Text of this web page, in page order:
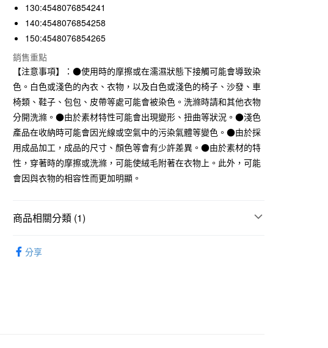
元大商業銀行
玉山商業銀行
台灣樂天信用卡公司
悠遊付
全家取貨付款
每筆NT$65，滿NT$1,000(含以上)免運費
付款後全家取貨
每筆NT$65，滿NT$1,000(含以上)免運費
7-11取貨付款
每筆NT$65，滿NT$1,000(含以上)免運費
每筆NT$150，滿NT$2,000(含以上)免運費
130:4548076854241
140:4548076854258
150:4548076854265
銷售重點
【注意事項】：●使用時的摩擦或在濡濕狀態下接觸可能會導致染
色。白色或淺色的內衣、衣物，以及白色或淺色的椅子、沙發、車
椅類、鞋子、包包、皮帶等處可能會被染色。洗滌時請和其他衣物
分開洗滌。●由於素材特性可能會出現變形、扭曲等狀況。●淺色
產品在收納時可能會因光線或空氣中的污染氣體等變色。●由於採
用成品加工，成品的尺寸、顏色等會有少許差異。●由於素材的特
性，穿著時的摩擦或洗滌，可能使絨毛附著在衣物上。此外，可能
會因與衣物的相容性而更加明顯。
商品相關分類 (1)
分享